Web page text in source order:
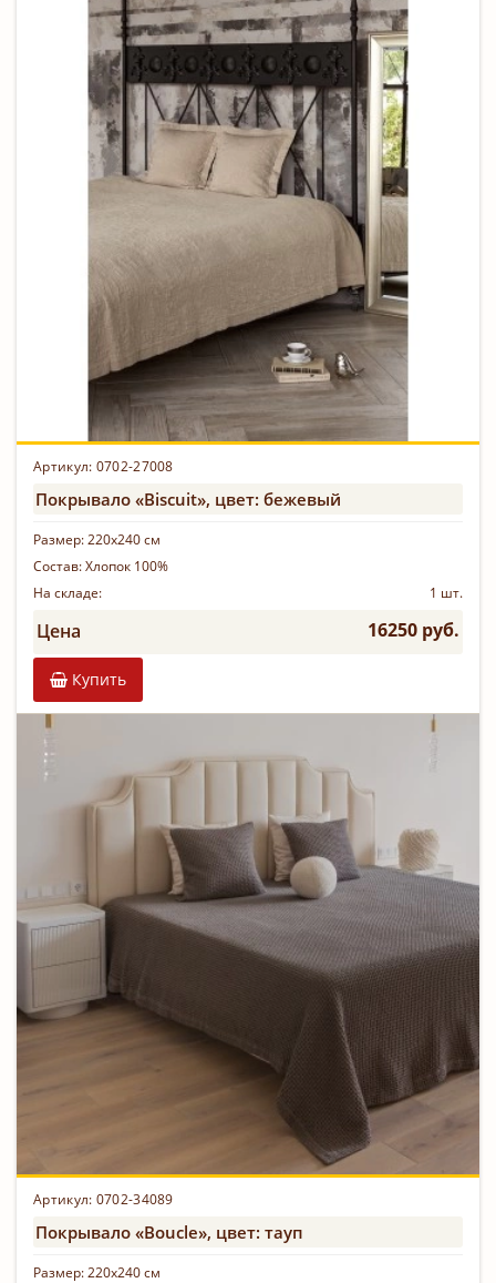
Артикул: 0702-27008
Покрывало «Biscuit», цвет: бежевый
Размер:220х240 см
Состав:Хлопок 100%
На складе:
1 шт.
Цена 16250 руб.
Купить
Артикул: 0702-34089
Покрывало «Boucle», цвет: тауп
Размер:220х240 см